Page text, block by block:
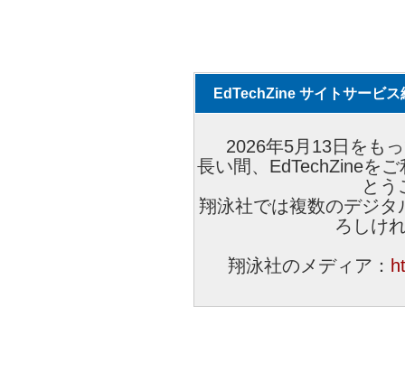
EdTechZine サイトサービス
2026年5月13日をも
長い間、EdTechZineを
とう
翔泳社では複数のデジ
ろしけ
翔泳社のメディア：